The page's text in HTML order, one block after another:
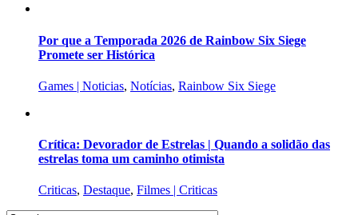
Por que a Temporada 2026 de Rainbow Six Siege
Promete ser Histórica
Games | Noticias, Notícias, Rainbow Six Siege
Crítica: Devorador de Estrelas | Quando a solidão das
estrelas toma um caminho otimista
Criticas, Destaque, Filmes | Criticas